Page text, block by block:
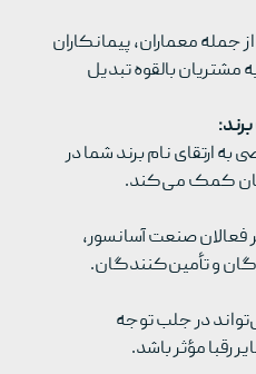
جمله معماران، پیمانکاران
مشتریان بالقوه تبدیل
ارتقای نام برند شما در
کمک می‌کند.
فعالان صنعت آسانسور،
و تأمین‌کنندگان.
در جلب توجه
رقبا مؤثر باشد.